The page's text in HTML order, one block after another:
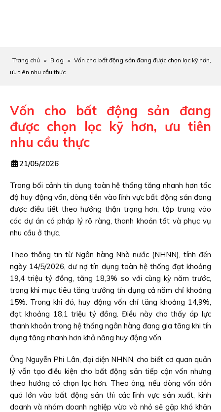
Trang chủ » Blog » Vốn cho bất động sản đang được chọn lọc kỹ hơn,
ưu tiên nhu cầu thực
Vốn cho bất động sản đang
được chọn lọc kỹ hơn, ưu tiên
nhu cầu thực
21/05/2026
Trong bối cảnh tín dụng toàn hệ thống tăng nhanh hơn tốc
độ huy động vốn, dòng tiền vào lĩnh vực bất động sản đang
được điều tiết theo hướng thận trọng hơn, tập trung vào
các dự án có pháp lý rõ ràng, thanh khoản tốt và phục vụ
nhu cầu ở thực.
Theo thông tin từ Ngân hàng Nhà nước (NHNN), tính đến
ngày 14/5/2026, dư nợ tín dụng toàn hệ thống đạt khoảng
19,4 triệu tỷ đồng, tăng 18,3% so với cùng kỳ năm trước,
trong khi mục tiêu tăng trưởng tín dụng cả năm chỉ khoảng
15%. Trong khi đó, huy động vốn chỉ tăng khoảng 14,9%,
đạt khoảng 18,1 triệu tỷ đồng. Điều này cho thấy áp lực
thanh khoản trong hệ thống ngân hàng đang gia tăng khi tín
dụng tăng nhanh hơn khả năng huy động vốn.
Ông Nguyễn Phi Lân, đại diện NHNN, cho biết cơ quan quản
lý vẫn tạo điều kiện cho bất động sản tiếp cận vốn nhưng
theo hướng có chọn lọc hơn. Theo ông, nếu dòng vốn dồn
quá lớn vào bất động sản thì các lĩnh vực sản xuất, kinh
doanh và nhóm doanh nghiệp vừa và nhỏ sẽ gặp khó khăn